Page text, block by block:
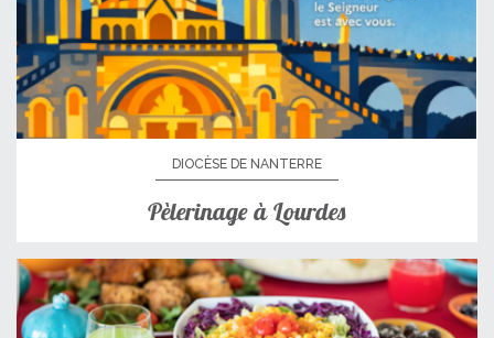
DIOCÈSE DE NANTERRE
Pèlerinage à Lourdes